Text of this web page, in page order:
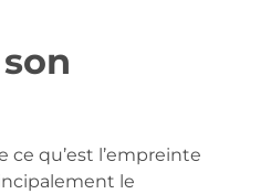
qu’est l’empreinte
le